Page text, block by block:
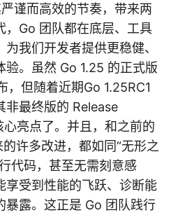
谨而高效的节奏，带来两
，Go 团队都在底层、工具
我们开发者提供更稳健、
验。虽然 Go 1.25 的正式版
但随着近期Go 1.25RC1
非最终版的 Release
亮点了。并且，和之前的
许多改进，都如同“无形之
代码，甚至无需刻意感
享受到性能的飞跃、诊断能
暴露。这正是 Go 团队践行